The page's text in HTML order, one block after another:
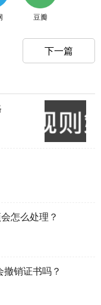
豆瓣
下一篇
怎么处理？
销证书吗？